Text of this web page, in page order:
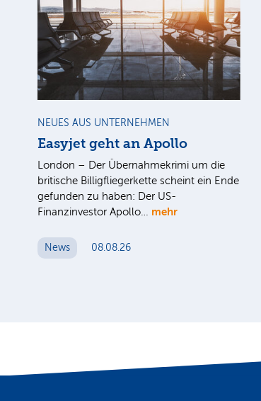
NEUES AUS UNTERNEHMEN
Easyjet geht an Apollo
London – Der Übernahmekrimi um die
britische Billigfliegerkette scheint ein Ende
gefunden zu haben: Der US-
Finanzinvestor Apollo… mehr
News 08.08.26